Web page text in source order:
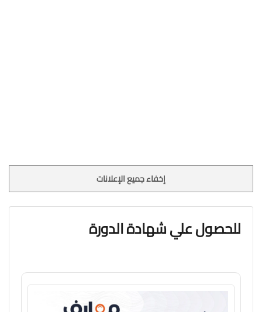
إخفاء جميع الإعلانات
للحصول علي شهادة الدورة